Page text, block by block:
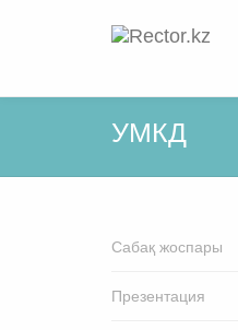
УМКД
Cабақ жоспары
Презентация